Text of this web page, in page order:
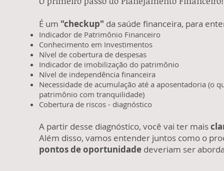
É um "checkup" da saúde financeira, para
Indicador de Patrimônio Financeiro
Conhecimento em Investimentos
Nível de cobertura de despesas
Indicador de imobilização do patrimônio
Nível de independência financeira
Necessidade de acumulação até a aposentadoria (o
patrimônio com tranquilidade)
Cobertura de riscos - diagnóstico
A partir desse diagnóstico, você vai ter mais
Além disso, vamos entender juntos como o
pontos de oportunidade deveriam ser